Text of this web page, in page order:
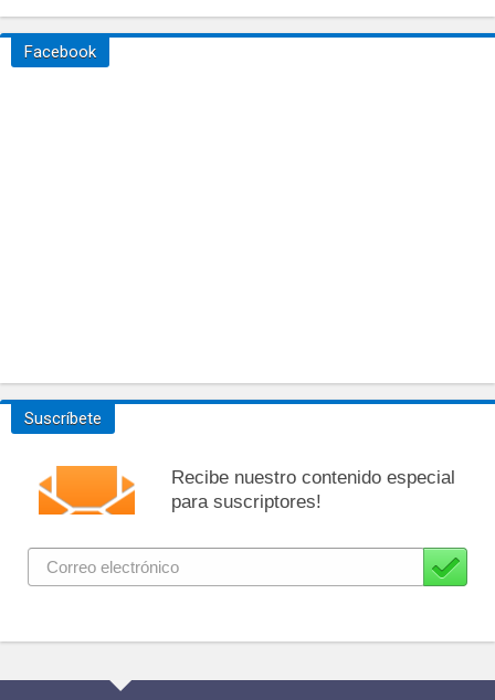
Facebook
Suscríbete
Recibe nuestro contenido especial
para suscriptores!